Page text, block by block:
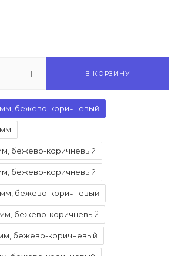
В КОРЗИНУ
мм, бежево-коричневый
мм
бежево-коричневый
бежево-коричневый
бежево-коричневый
бежево-коричневый
бежево-коричневый